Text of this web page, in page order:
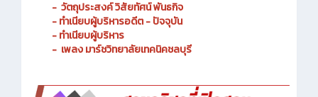
- ประวัติความเป็นมา
- วัตถุประสงค์ วิสัยทัศน์ พันธกิจ
- ทำเนียบผู้บริหารอดีต - ปัจจุบัน
- ทำเนียบผู้บริหาร